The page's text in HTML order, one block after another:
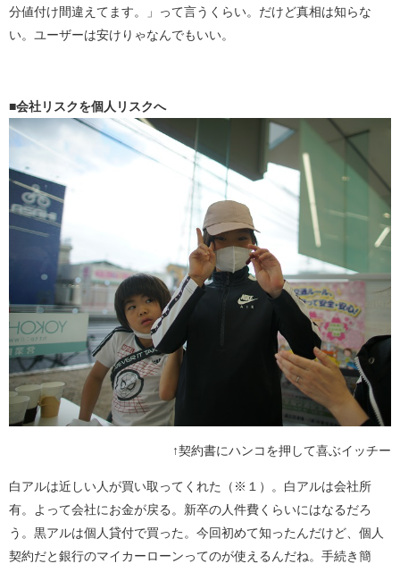
分値付け間違えてます。」って言うくらい。だけど真相は知らな
い。ユーザーは安けりゃなんでもいい。
■会社リスクを個人リスクへ
↑契約書にハンコを押して喜ぶイッチー
白アルは近しい人が買い取ってくれた（※１）。白アルは会社所
有。よって会社にお金が戻る。新卒の人件費くらいにはなるだろ
う。黒アルは個人貸付で買った。今回初めて知ったんだけど、個人
契約だと銀行のマイカーローンってのが使えるんだね。手続き簡